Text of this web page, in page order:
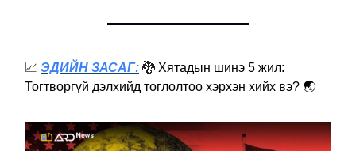
📈 ЭДИЙН ЗАСАГ: 🐉 Хятадын шинэ 5 жил:
Тогтворгүй дэлхийд тоглолтоо хэрхэн хийх вэ? 🌏